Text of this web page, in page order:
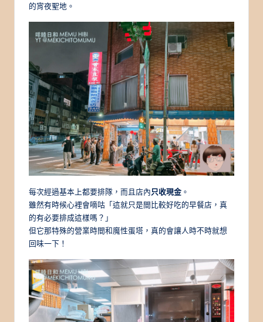
的宵夜聖地。
每次經過基本上都要排隊，而且店內只收現金 。
雖然有時候心裡會嘀咕「這就只是間比較好吃的早餐店，真
的有必要排成這樣嗎？」
但它那特殊的營業時間和魔性蛋塔，真的會讓人時不時就想
回味一下！